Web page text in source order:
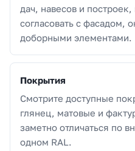
дач, навесов и
согласовать с фасадом,
доборными элементами.
Покрытия
Смотрите доступные
глянец, матовые и
заметно отличаться по
одном RAL.